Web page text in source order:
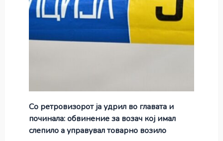
Со ретровизорот ја удрил во главата и
починала: обвинение за возач кој имал
слепило а управувал товарно возило